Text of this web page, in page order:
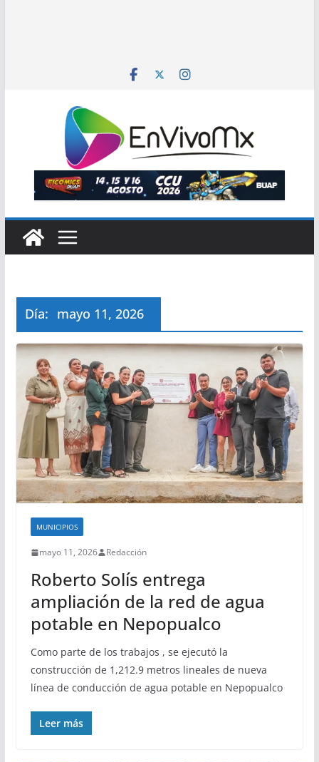
Día: mayo 11, 2026
MUNICIPIOS
mayo 11, 2026 Redacción
Roberto Solís entrega
ampliación de la red de agua
potable en Nepopualco
Como parte de los trabajos , se ejecutó la
construcción de 1,212.9 metros lineales de nueva
línea de conducción de agua potable en Nepopualco
Leer más